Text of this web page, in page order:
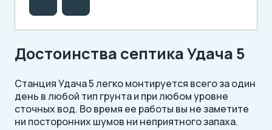
Достоинства септика Удача 5
Станция Удача 5 легко монтируется всего за один
день в любой тип грунта и при любом уровне
сточных вод. Во время ее работы вы не заметите
ни посторонних шумов ни неприятного запаха.